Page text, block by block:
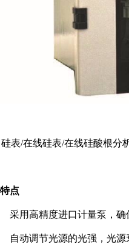
硅表/在线硅表/在线硅酸根分
特点
采用高精度进口计量泵，确
自动调节光源的光强，光源